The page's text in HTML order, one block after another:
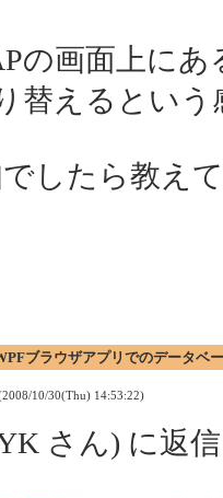
の画面上に
替えるという
したら教え
ブラウザアプリでのデータベ
10/30(Thu) 14:53:22)
さん) に返信